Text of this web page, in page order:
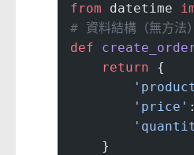
from datetime
# 資料結構（無方法）
def
    return
{
        'price'
    }